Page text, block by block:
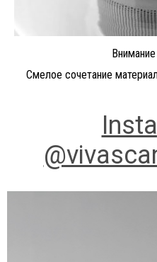
Смелое сочетание